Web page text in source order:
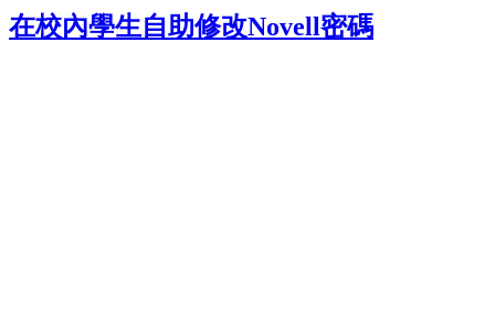
在校內學生自助修改Novell密碼